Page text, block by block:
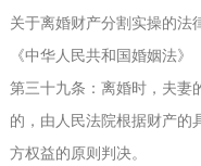
关于离婚财产分割实操的法
《中华人民共和国婚姻法》
第三十九条：离婚时，夫妻
的，由人民法院根据财产的
方权益的原则判决。